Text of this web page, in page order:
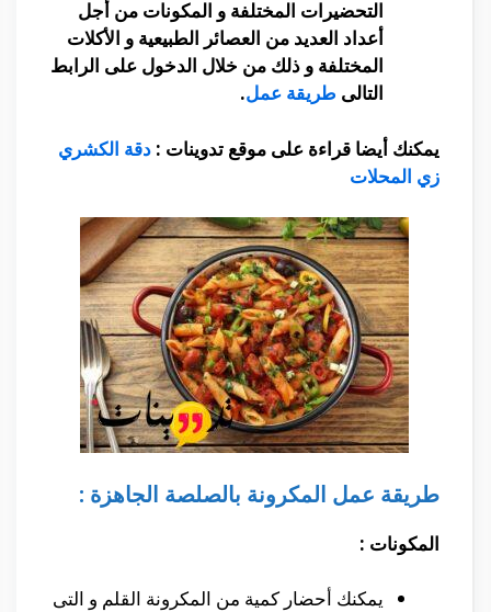
التحضيرات المختلفة و المكونات من أجل
أعداد العديد من العصائر الطبيعية و الأكلات
المختلفة و ذلك من خلال الدخول على الرابط
التالى طريقة عمل.
يمكنك أيضا قراءة على موقع تدوينات : دقة الكشري
زي المحلات
طريقة عمل المكرونة بالصلصة الجاهزة :
المكونات :
يمكنك أحضار كمية من المكرونة القلم و التى